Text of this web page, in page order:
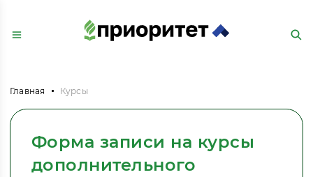
Главная Курсы
Форма записи на курсы
дополнительного